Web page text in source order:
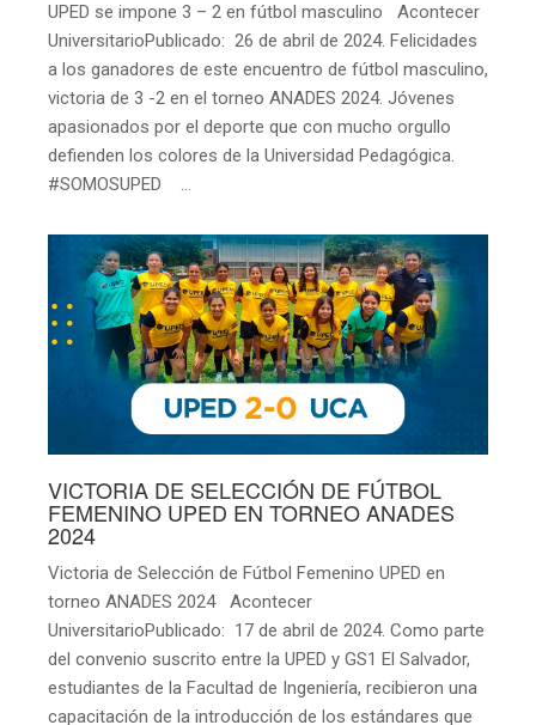
UPED se impone 3 – 2 en fútbol masculino Acontecer
UniversitarioPublicado: 26 de abril de 2024. Felicidades
a los ganadores de este encuentro de fútbol masculino,
victoria de 3 -2 en el torneo ANADES 2024. Jóvenes
apasionados por el deporte que con mucho orgullo
defienden los colores de la Universidad Pedagógica.
#SOMOSUPED …
VICTORIA DE SELECCIÓN DE FÚTBOL
FEMENINO UPED EN TORNEO ANADES
2024
Victoria de Selección de Fútbol Femenino UPED en
torneo ANADES 2024 Acontecer
UniversitarioPublicado: 17 de abril de 2024. Como parte
del convenio suscrito entre la UPED y GS1 El Salvador,
estudiantes de la Facultad de Ingeniería, recibieron una
capacitación de la introducción de los estándares que